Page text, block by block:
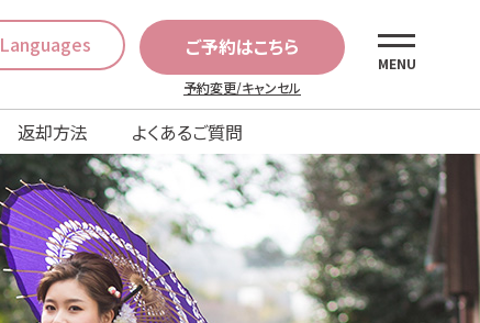
Languages ご予約はこちら
予約変更/キャンセル
MENU
返却方法 よくあるご質問